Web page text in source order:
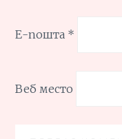
Е-пошта *
Веб место